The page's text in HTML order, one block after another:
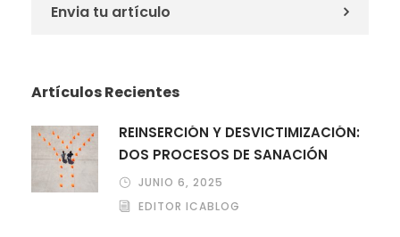
Envia tu artículo
Artículos Recientes
REINSERCIÓN Y DESVICTIMIZACIÓN:
DOS PROCESOS DE SANACIÓN
JUNIO 6, 2025
EDITOR ICABLOG